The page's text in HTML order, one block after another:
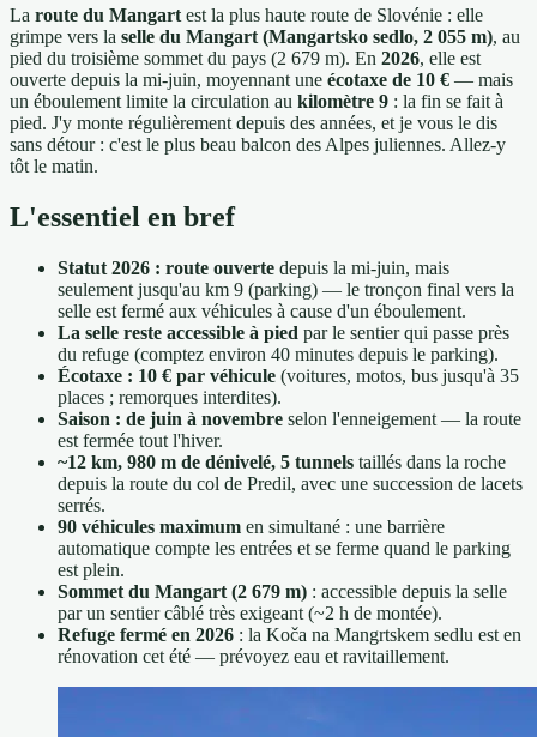
La route du Mangart est la plus haute route de Slovénie : elle
grimpe vers la selle du Mangart (Mangartsko sedlo, 2 055 m), au
pied du troisième sommet du pays (2 679 m). En 2026, elle est
ouverte depuis la mi-juin, moyennant une écotaxe de 10 € — mais
un éboulement limite la circulation au kilomètre 9 : la fin se fait à
pied. J'y monte régulièrement depuis des années, et je vous le dis
sans détour : c'est le plus beau balcon des Alpes juliennes. Allez-y
tôt le matin.
L'essentiel en bref
Statut 2026 : route ouverte depuis la mi-juin, mais
seulement jusqu'au km 9 (parking) — le tronçon final vers la
selle est fermé aux véhicules à cause d'un éboulement.
La selle reste accessible à pied par le sentier qui passe près
du refuge (comptez environ 40 minutes depuis le parking).
Écotaxe : 10 € par véhicule (voitures, motos, bus jusqu'à 35
places ; remorques interdites).
Saison : de juin à novembre selon l'enneigement — la route
est fermée tout l'hiver.
~12 km, 980 m de dénivelé, 5 tunnels taillés dans la roche
depuis la route du col de Predil, avec une succession de lacets
serrés.
90 véhicules maximum en simultané : une barrière
automatique compte les entrées et se ferme quand le parking
est plein.
Sommet du Mangart (2 679 m) : accessible depuis la selle
par un sentier câblé très exigeant (~2 h de montée).
Refuge fermé en 2026 : la Koča na Mangrtskem sedlu est en
rénovation cet été — prévoyez eau et ravitaillement.